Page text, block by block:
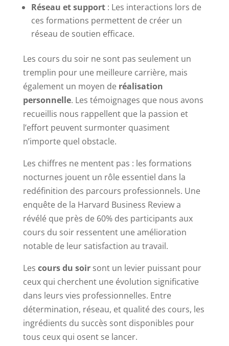
Réseau et support: Les interactions lors de
ces formations permettent de créer un
réseau de soutien efficace.
Les cours du soir ne sont pas seulement un
tremplin pour une meilleure carrière, mais
également un moyen de réalisation
personnelle. Les témoignages que nous avons
recueillis nous rappellent que la passion et
l’effort peuvent surmonter quasiment
n’importe quel obstacle.
Les chiffres ne mentent pas : les formations
nocturnes jouent un rôle essentiel dans la
redéfinition des parcours professionnels. Une
enquête de la Harvard Business Review a
révélé que près de 60% des participants aux
cours du soir ressentent une amélioration
notable de leur satisfaction au travail.
Les cours du soirsont un levier puissant pour
ceux qui cherchent une évolution significative
dans leurs vies professionnelles. Entre
détermination, réseau, et qualité des cours, les
ingrédients du succès sont disponibles pour
tous ceux qui osent se lancer.